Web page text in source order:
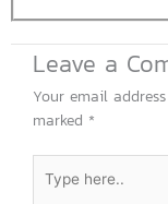
Leave a
Your email
marked *
here..